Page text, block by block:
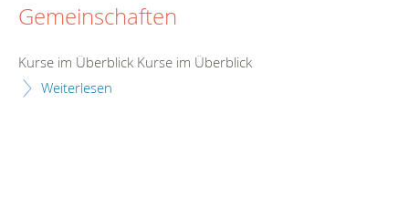
Gemeinschaften
Kurse im Überblick Kurse im Überblick
Weiterlesen